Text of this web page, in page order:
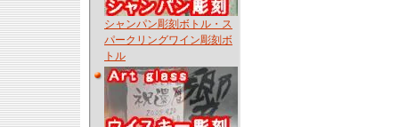
シャンパン彫刻ボトル・ス
パークリングワイン彫刻ボ
トル